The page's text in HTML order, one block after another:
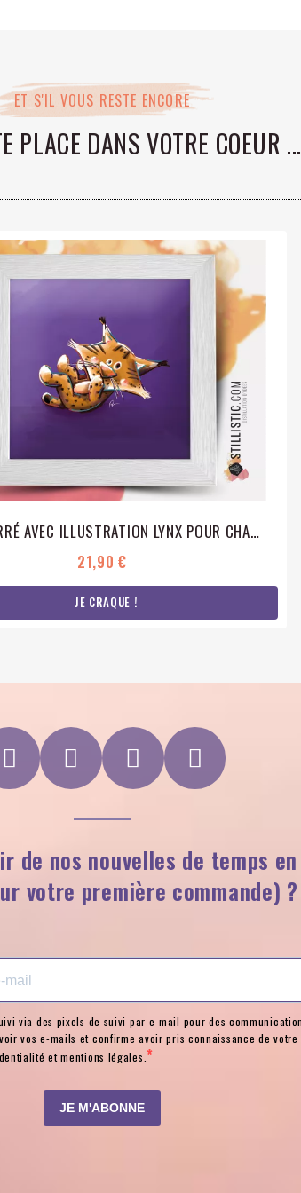
ET S'IL VOUS RESTE ENCORE
PLACE DANS VOTRE COEUR
CADRE CARRÉ AVEC ILLUSTRATION LYNX POUR CHAMBRE ENFANT BÉBÉ 25X25CM
21,90 €
JE CRAQUE !
de nos nouvelles de temps
votre première commande) ?